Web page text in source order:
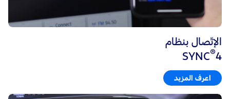
الإتّصال بنظام
SYNC®4
اعرف المزيد